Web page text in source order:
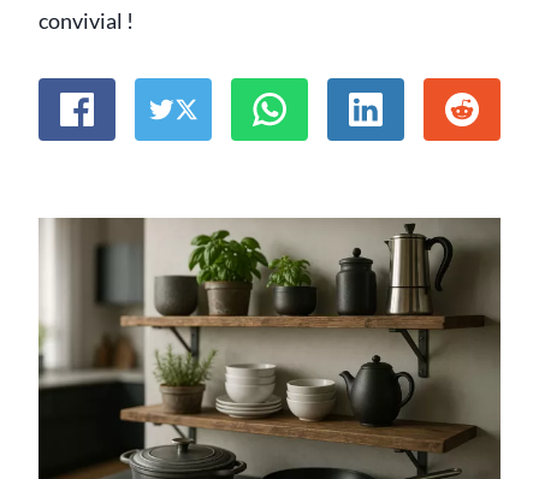
convivial !